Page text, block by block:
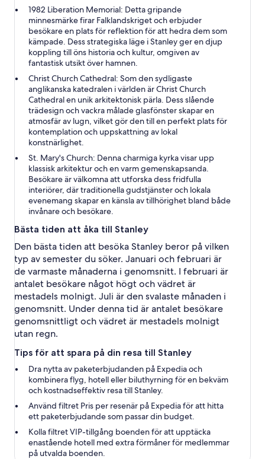
1982 Liberation Memorial: Detta gripande
minnesmärke firar Falklandskriget och erbjuder
besökare en plats för reflektion för att hedra dem som
kämpade. Dess strategiska läge i Stanley ger en djup
koppling till öns historia och kultur, omgiven av
fantastisk utsikt över hamnen.
Christ Church Cathedral: Som den sydligaste
anglikanska katedralen i världen är Christ Church
Cathedral en unik arkitektonisk pärla. Dess slående
trädesign och vackra målade glasfönster skapar en
atmosfär av lugn, vilket gör den till en perfekt plats för
kontemplation och uppskattning av lokal
konstnärlighet.
St. Mary's Church: Denna charmiga kyrka visar upp
klassisk arkitektur och en varm gemenskapsanda.
Besökare är välkomna att utforska dess fridfulla
interiörer, där traditionella gudstjänster och lokala
evenemang skapar en känsla av tillhörighet bland både
invånare och besökare.
Bästa tiden att åka till Stanley
Den bästa tiden att besöka Stanley beror på vilken
typ av semester du söker. Januari och februari är
de varmaste månaderna i genomsnitt. I februari är
antalet besökare något högt och vädret är
mestadels molnigt. Juli är den svalaste månaden i
genomsnitt. Under denna tid är antalet besökare
genomsnittligt och vädret är mestadels molnigt
utan regn.
Tips för att spara på din resa till Stanley
Dra nytta av paketerbjudanden på Expedia och
kombinera flyg, hotell eller biluthyrning för en bekväm
och kostnadseffektiv resa till Stanley.
Använd filtret Pris per resenär på Expedia för att hitta
ett paketerbjudande som passar din budget.
Kolla filtret VIP-tillgång boenden för att upptäcka
enastående hotell med extra förmåner för medlemmar
på utvalda boenden.